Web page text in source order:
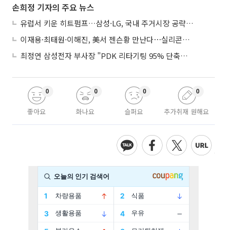
손희정 기자의 주요 뉴스
유럽서 키운 히트펌프…삼성·LG, 국내 주거시장 공략 ‘속도’
이재용·최태원·이해진, 美서 젠슨황 만난다⋯실리콘밸리 집결하는 AI리더
최정연 삼성전자 부사장 "PDK 리타기팅 95% 단축…에이전트 AI 시범 활용"
좋아요
0
화나요
0
슬퍼요
0
추가취재 원해요
0